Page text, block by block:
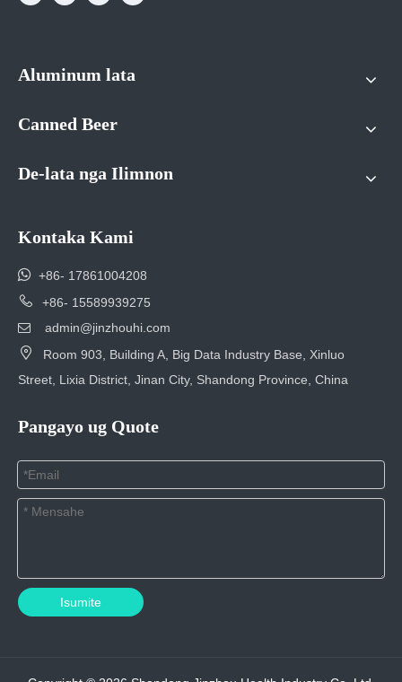
Aluminum lata
Canned Beer
De-lata nga Ilimnon
Kontaka Kami
 +86- 17861004208
 +86- 15589939275
 admin@jinzhouhi.com

Room 903, Building A, Big Data Industry Base, Xinluo
Street, Lixia District, Jinan City, Shandong Province, China
Pangayo ug Quote
Isumite